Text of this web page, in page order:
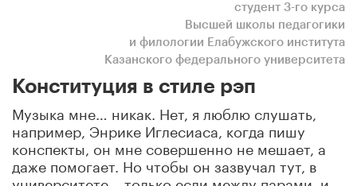
студент 3-го курса
Высшей школы педагогики
и филологии Елабужского института
Казанского федерального университета
Конституция в стиле рэп
Музыка мне… никак. Нет, я люблю слушать,
например, Энрике Иглесиаса, когда пишу
конспекты, он мне совершенно не мешает, а
даже помогает. Но чтобы он зазвучал тут, в